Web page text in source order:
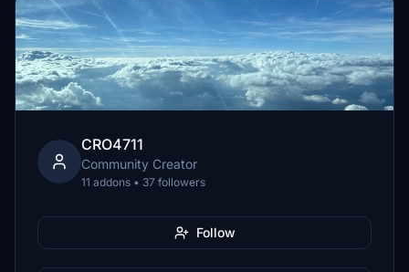
CRO4711
Community Creator
11 addons • 37 followers
Follow